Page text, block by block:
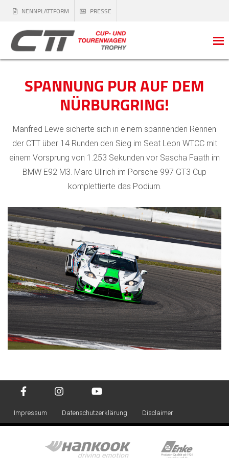
NENNPLATTFORM PRESSE
SPANNUNG PUR AUF DEM
NÜRBURGRING!
Manfred Lewe sicherte sich in einem spannenden Rennen
der CTT über 14 Runden den Sieg im Seat Leon WTCC mit
einem Vorsprung von 1.253 Sekunden vor Sascha Faath im
BMW E92 M3. Marc Ullrich im Porsche 997 GT3 Cup
komplettierte das Podium.
Impressum Datenschutzerklärung Disclaimer